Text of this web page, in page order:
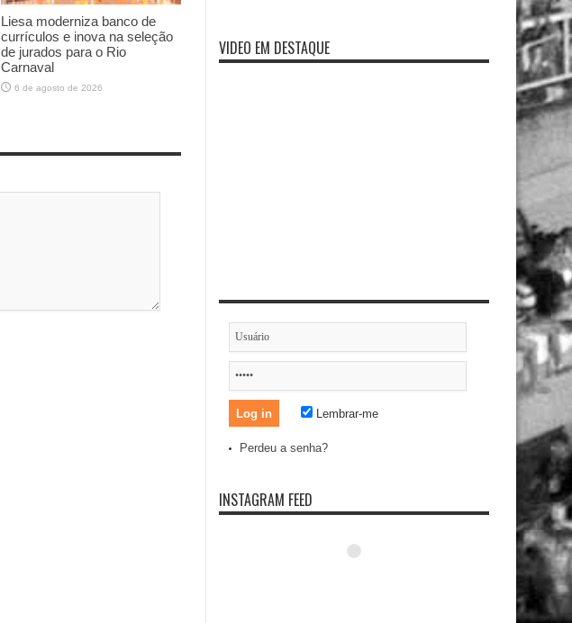
Liesa moderniza banco de
currículos e inova na seleção
de jurados para o Rio
Carnaval
6 de agosto de 2026
VIDEO EM DESTAQUE
Lembrar-me
Perdeu a senha?
INSTAGRAM FEED